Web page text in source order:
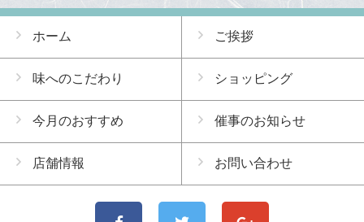
ホーム ご挨拶
味へのこだわり ショッピング
今月のおすすめ 催事のお知らせ
店舗情報 お問い合わせ